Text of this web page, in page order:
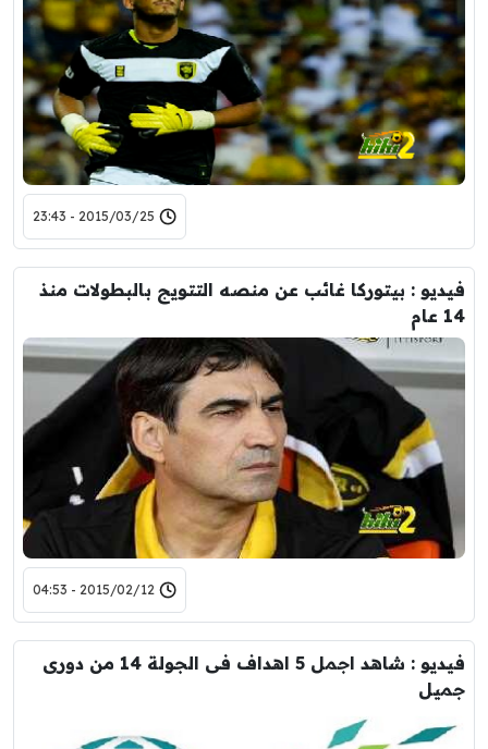
2015/03/25 - 23:43
فيديو : بيتوركا غائب عن منصه التتويج بالبطولات منذ
14 عام
2015/02/12 - 04:53
فيديو : شاهد اجمل 5 اهداف فى الجولة 14 من دورى
جميل